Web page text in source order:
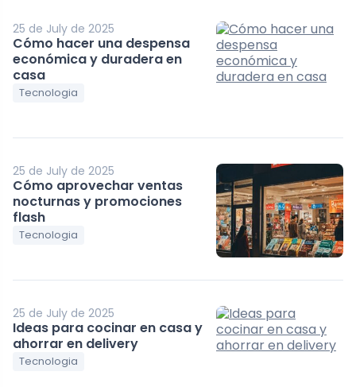
25 de July de 2025
Cómo hacer una despensa
económica y duradera en
casa
Tecnologia
25 de July de 2025
Cómo aprovechar ventas
nocturnas y promociones
flash
Tecnologia
25 de July de 2025
Ideas para cocinar en casa y
ahorrar en delivery
Tecnologia